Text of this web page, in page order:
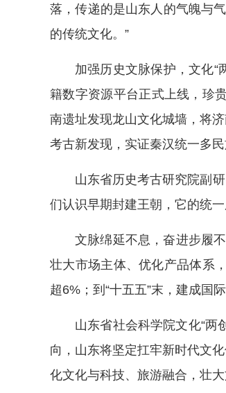
落，传递的是山东人的气魄与
的传统文化。”
加强历史文脉保护，文化“
籍数字资源平台正式上线，珍
南遗址发现龙山文化城墙，将
考古新发现，实证秦汉统一多
山东省历史考古研究院副
们认识早期封建王朝，它的统
文脉绵延不息，奋进步履
壮大市场主体、优化产品体系
超6%；到“十五五”末，建成国
山东省社会科学院文化“两
向，山东将坚定扛牢新时代文
化文化与科技、旅游融合，壮